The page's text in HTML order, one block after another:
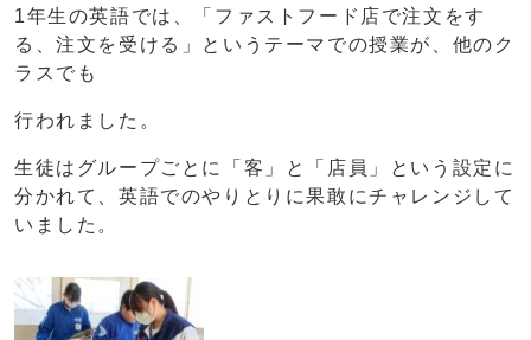
1年生の英語では、「ファストフード店で注文をす
る、注文を受ける」というテーマでの授業が、他のク
ラスでも
行われました。
生徒はグループごとに「客」と「店員」という設定に
分かれて、英語でのやりとりに果敢にチャレンジして
いました。